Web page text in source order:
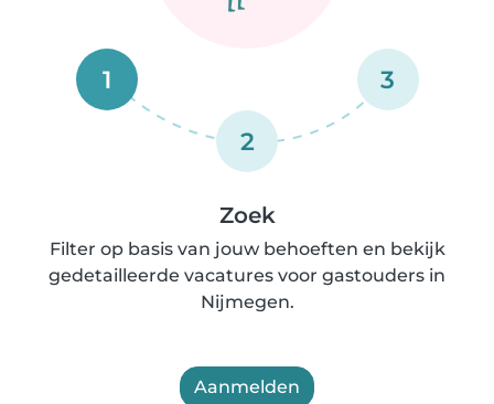
1
2
3
Zoek
Filter op basis van jouw behoeften en bekijk
gedetailleerde vacatures voor gastouders in
Nijmegen.
Aanmelden